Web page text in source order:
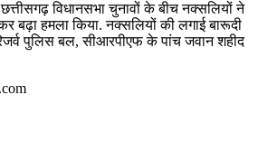
छत्तीसगढ़ विधानसभा चुनावों के बीच नक्सलियों ने
बढ़ा हमला किया. नक्सलियों की लगाई बारूदी
पुलिस बल, सीआरपीएफ के पांच जवान शहीद